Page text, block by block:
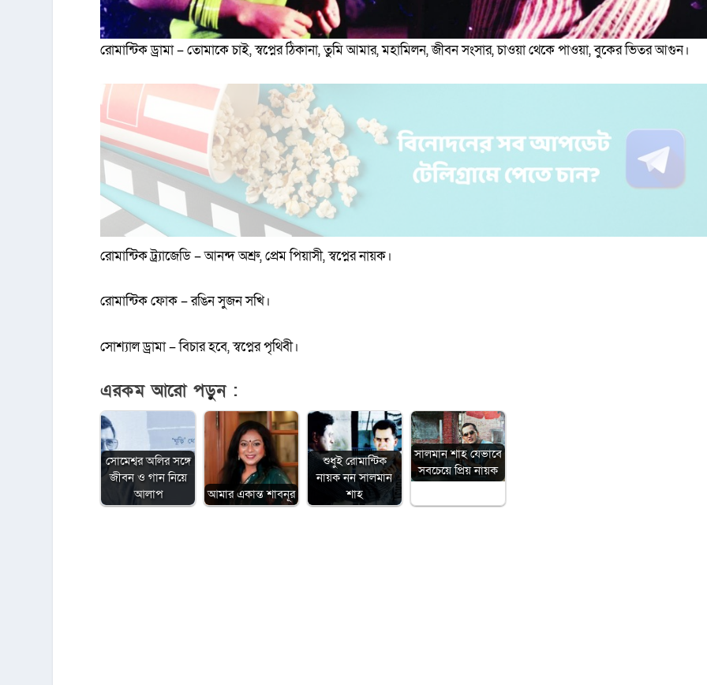
রোমান্টিক ড্রামা – তোমাকে চাই, স্বপ্নের ঠিকানা, তুমি আমার, মহামিলন, জীবন সংসার, চাওয়া থেকে পাওয়া, বুকের ভিতর আগুন।
রোমান্টিক ট্র্যাজেডি – আনন্দ অশ্রু, প্রেম পিয়াসী, স্বপ্নের নায়ক।
রোমান্টিক ফোক – রঙিন সুজন সখি।
সোশ্যাল ড্রামা – বিচার হবে, স্বপ্নের পৃথিবী।
এরকম আরো পড়ুন :
সোমেশ্বর অলির সঙ্গে
জীবন ও গান নিয়ে
আলাপ
আমার একান্ত শাবনূর
শুধুই রোমান্টিক
নায়ক নন সালমান
শাহ
সালমান শাহ যেভাবে
সবচেয়ে প্রিয় নায়ক